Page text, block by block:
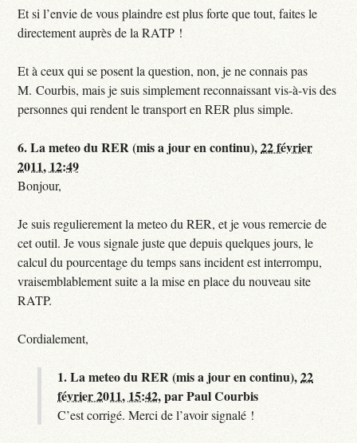
Et si l’envie de vous plaindre est plus forte que tout, faites le
directement auprès de la RATP !
Et à ceux qui se posent la question, non, je ne connais pas
M. Courbis, mais je suis simplement reconnaissant vis-à-vis des
personnes qui rendent le transport en RER plus simple.
6.La meteo du RER (mis a jour en continu),22 février
2011, 12:49
Bonjour,
Je suis regulierement la meteo du RER, et je vous remercie de
cet outil. Je vous signale juste que depuis quelques jours, le
calcul du pourcentage du temps sans incident est interrompu,
vraisemblablement suite a la mise en place du nouveau site
RATP.
Cordialement,
1.La meteo du RER (mis a jour en continu),22
février 2011, 15:42,parPaul Courbis
C’est corrigé. Merci de l’avoir signalé !